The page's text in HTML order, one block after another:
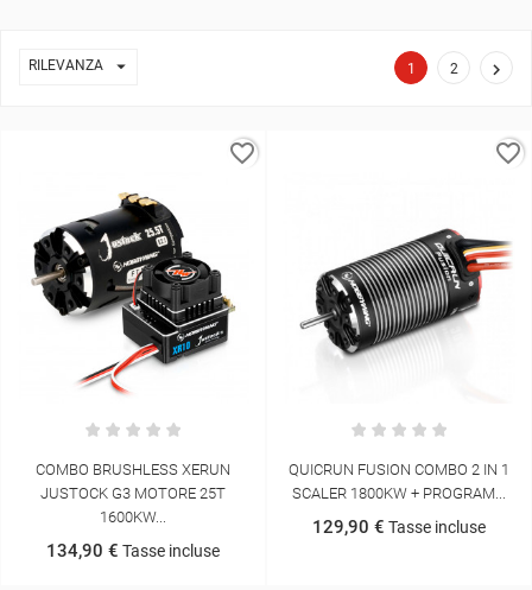
RILEVANZA  1 2 
COMBO BRUSHLESS XERUN
JUSTOCK G3 MOTORE 25T
1600KW...
134,90 € Tasse incluse
favorite_border
QUICRUN FUSION COMBO 2 IN 1
SCALER 1800KW + PROGRAM...
129,90 € Tasse incluse
favorite_border